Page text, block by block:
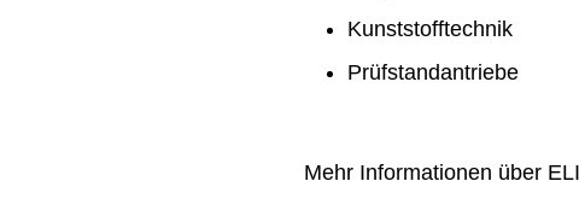
Kunststofftechnik
Prüfstandantriebe
Mehr Informationen über